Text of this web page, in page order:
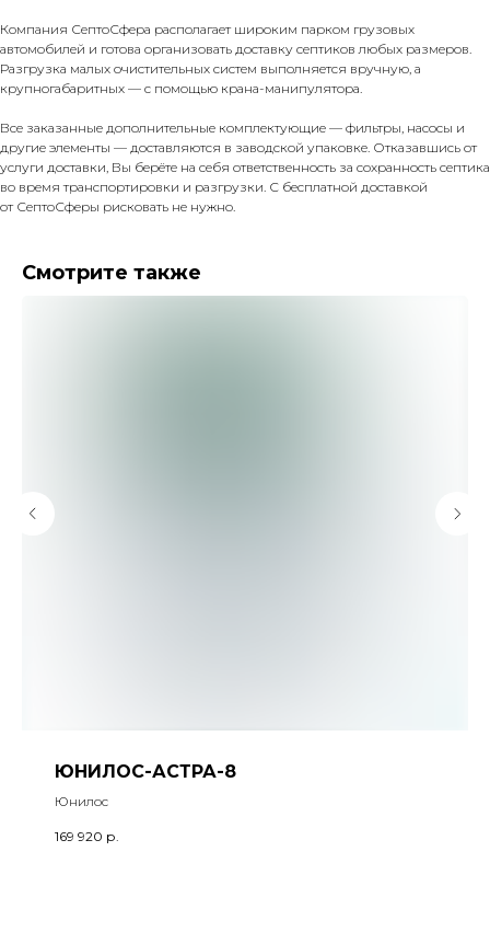
Компания СептоСфера располагает широким парком грузовых
автомобилей и готова организовать доставку септиков любых размеров.
Разгрузка малых очистительных систем выполняется вручную, а
крупногабаритных — с помощью крана-манипулятора.
Все заказанные дополнительные комплектующие — фильтры, насосы и
другие элементы — доставляются в заводской упаковке. Отказавшись от
услуги доставки, Вы берёте на себя ответственность за сохранность септика
во время транспортировки и разгрузки. С бесплатной доставкой
от СептоСферы рисковать не нужно.
Смотрите также
ЮНИЛОС-АСТРА-8
Юнилос
169 920 р.